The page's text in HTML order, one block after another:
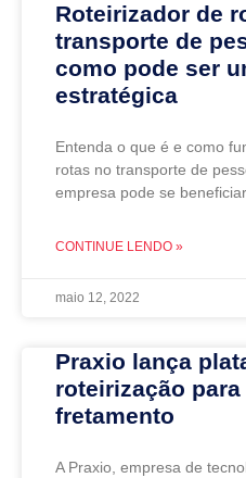
Roteirizador de
transporte de
como pode ser
estratégica
Entenda o que é e como
rotas no transporte de
empresa pode se
CONTINUE LENDO »
maio 12, 2022
Praxio lança
roteirização
fretamento
A Praxio, empresa de